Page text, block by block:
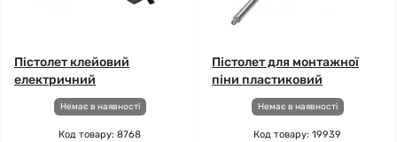
Пістолет клейовий
електричний
Немає в наявності
Код товару: 8768
Пістолет для монтажної
піни пластиковий
Немає в наявності
Код товару: 19939